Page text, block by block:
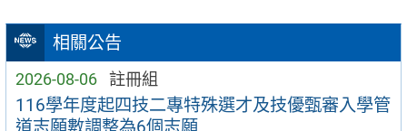
相關公告
2026-08-06 註冊組
116學年度起四技二專特殊選才及技優甄審入學管
道志願數調整為6個志願